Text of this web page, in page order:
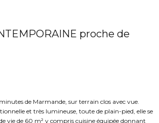
proche de
de Marmande, sur terrain clos avec vue.
et très lumineuse, toute de plain-pied, elle se
vie de 60 m² y compris cuisine équipée donnant